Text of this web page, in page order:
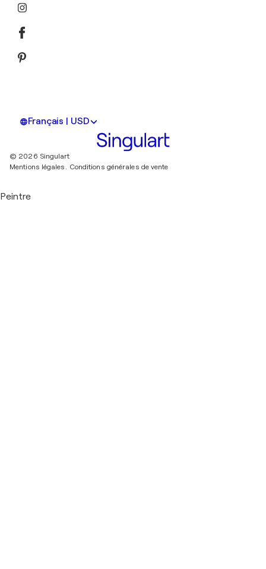
Français | USD
© 2026 Singulart
Mentions légales. Conditions générales de vente
Peintre